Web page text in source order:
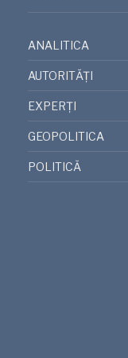
ANALITICA
AUTORITĂȚI
EXPERȚI
GEOPOLITICA
POLITICĂ